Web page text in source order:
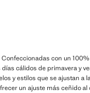
con un
cálidos de primavera y
y estilos que se ajustan a
un ajuste más ceñido al